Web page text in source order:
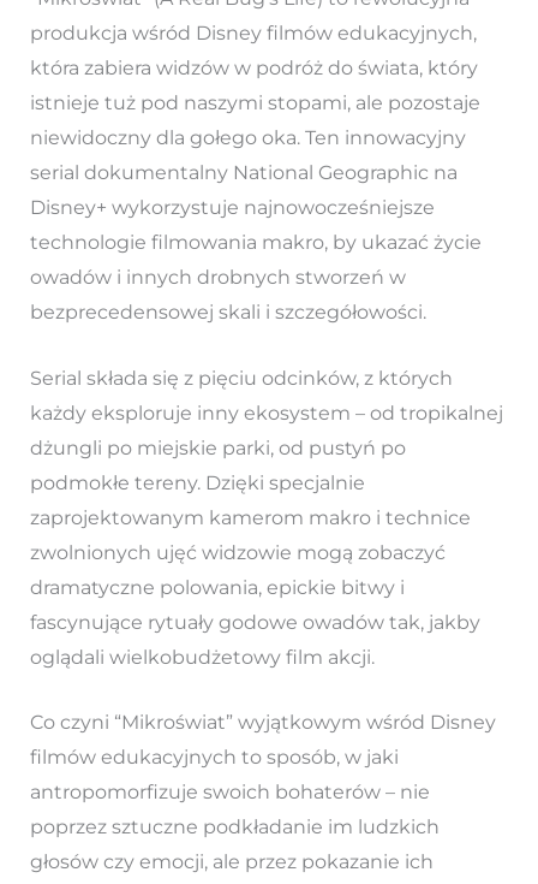
produkcja wśród Disney filmów edukacyjnych,
która zabiera widzów w podróż do świata, który
istnieje tuż pod naszymi stopami, ale pozostaje
niewidoczny dla gołego oka. Ten innowacyjny
serial dokumentalny National Geographic na
Disney+ wykorzystuje najnowocześniejsze
technologie filmowania makro, by ukazać życie
owadów i innych drobnych stworzeń w
bezprecedensowej skali i szczegółowości.
Serial składa się z pięciu odcinków, z których
każdy eksploruje inny ekosystem – od tropikalnej
dżungli po miejskie parki, od pustyń po
podmokłe tereny. Dzięki specjalnie
zaprojektowanym kamerom makro i technice
zwolnionych ujęć widzowie mogą zobaczyć
dramatyczne polowania, epickie bitwy i
fascynujące rytuały godowe owadów tak, jakby
oglądali wielkobudżetowy film akcji.
Co czyni “Mikroświat” wyjątkowym wśród Disney
filmów edukacyjnych to sposób, w jaki
antropomorfizuje swoich bohaterów – nie
poprzez sztuczne podkładanie im ludzkich
głosów czy emocji, ale przez pokazanie ich